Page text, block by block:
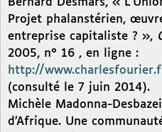
Bernard Desmars, «
Projet phalanstérien,
entreprise capitaliste ? »,
2005, n° 16 , en ligne :
http://
(consulté le 7 juin 2014).
Michèle Madonna-
d’Afrique. Une